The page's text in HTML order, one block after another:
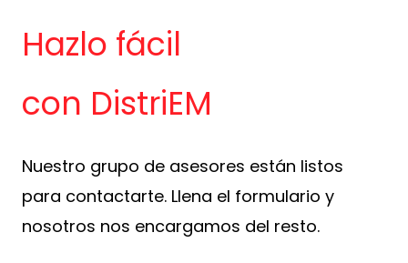
Hazlo fácil
con DistriEM
Nuestro grupo de asesores están listos
para contactarte. Llena el formulario y
nosotros nos encargamos del resto.